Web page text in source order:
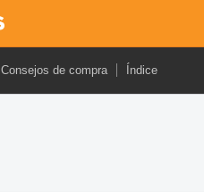
Consejos de compra Índice